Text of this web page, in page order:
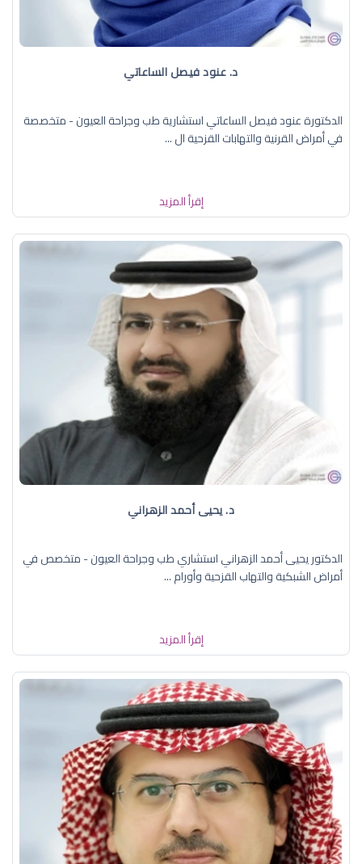
د. عنود فيصل الساعاتي
الدكتورة عنود فيصل الساعاتي استشارية طب وجراحة العيون - متخصصة
في أمراض القرنية والتهابات القزحية ال ...
إقرأ المزيد
د. يحيى أحمد الزهراني
الدكتور يحيى أحمد الزهراني استشاري طب وجراحة العيون - متخصص في
أمراض الشبكية والتهاب القزحية وأورام ...
إقرأ المزيد